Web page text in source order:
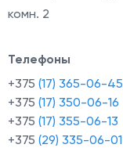
комн. 2
Телефоны
+375 (17) 365-06-45
+375 (17) 350-06-16
+375 (17) 355-06-13
+375 (29) 335-06-01